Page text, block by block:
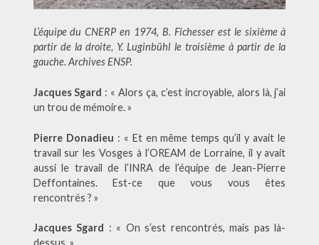
L’équipe du CNERP en 1974, B. Fichesser est le sixième à
partir de la droite, Y. Luginbühl le troisième à partir de la
gauche. Archives ENSP.
Jacques Sgard : « Alors ça, c’est incroyable, alors là, j’ai
un trou de mémoire. »
Pierre Donadieu : « Et en même temps qu’il y avait le
travail sur les Vosges à l’OREAM de Lorraine, il y avait
aussi le travail de l’INRA de l’équipe de Jean-Pierre
Deffontaines. Est-ce que vous vous êtes
rencontrés ? »
Jacques Sgard : « On s’est rencontrés, mais pas là-